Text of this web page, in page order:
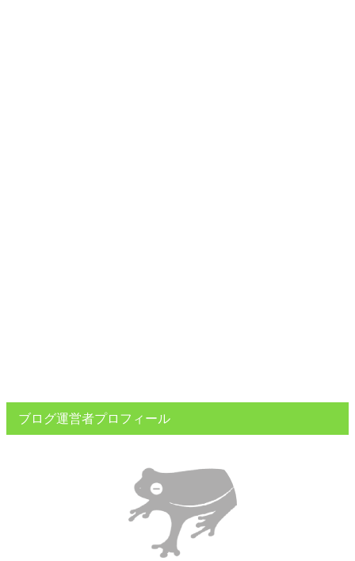
ブログ運営者プロフィール